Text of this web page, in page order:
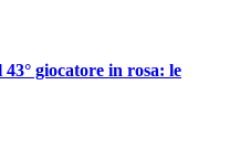
giocatore in rosa: le